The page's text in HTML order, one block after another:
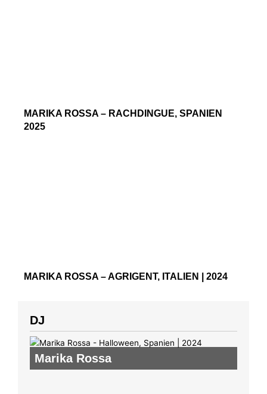
MARIKA ROSSA – RACHDINGUE, SPANIEN
2025
MARIKA ROSSA – AGRIGENT, ITALIEN | 2024
DJ
Marika Rossa